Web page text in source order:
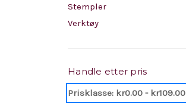
Stempler
Verktøy
Handle etter pris
Prisklasse: kr0.00 - kr109.00